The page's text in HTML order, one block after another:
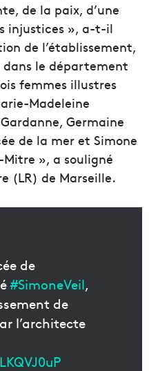
de la paix, d’une
injustices », a-t-il
de l’établissement,
dans le département
femmes illustres
Madeleine
Germaine
de la mer et Simone
», a souligné
(LR) de Marseille.
de
#SimoneVeil,
de
l’architecte